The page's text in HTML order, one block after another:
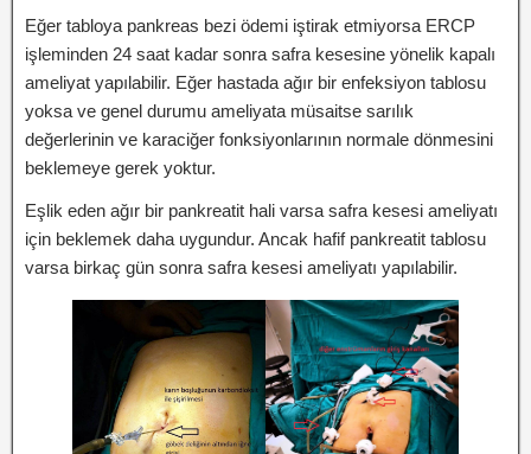
Eğer tabloya pankreas bezi ödemi iştirak etmiyorsa ERCP
işleminden 24 saat kadar sonra safra kesesine yönelik kapalı
ameliyat yapılabilir. Eğer hastada ağır bir enfeksiyon tablosu
yoksa ve genel durumu ameliyata müsaitse sarılık
değerlerinin ve karaciğer fonksiyonlarının normale dönmesini
beklemeye gerek yoktur.
Eşlik eden ağır bir pankreatit hali varsa safra kesesi ameliyatı
için beklemek daha uygundur. Ancak hafif pankreatit tablosu
varsa birkaç gün sonra safra kesesi ameliyatı yapılabilir.